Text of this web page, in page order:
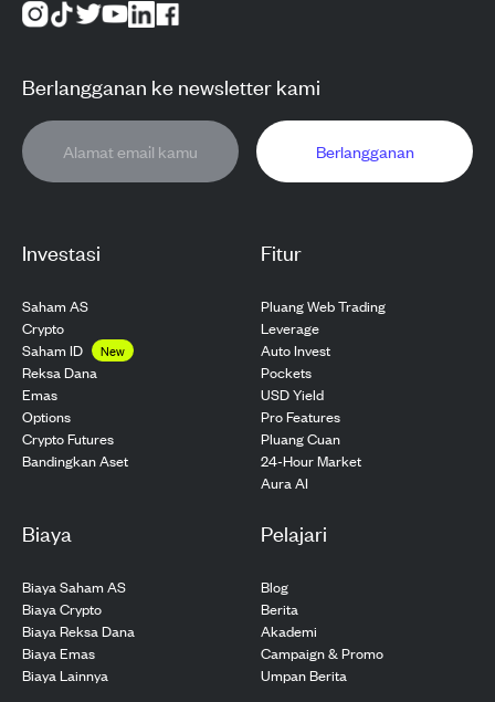
Investasi
Saham AS
Crypto
Saham ID
New
Reksa Dana
Emas
Options
Crypto Futures
Bandingkan Aset
Fitur
Pluang Web Trading
Leverage
Auto Invest
Pockets
USD Yield
Pro Features
Pluang Cuan
24-Hour Market
Aura AI
Biaya
Biaya Saham AS
Biaya Crypto
Biaya Reksa Dana
Biaya Emas
Biaya Lainnya
Pelajari
Blog
Berita
Akademi
Campaign & Promo
Umpan Berita
Berlangganan ke newsletter kami
Berlangganan